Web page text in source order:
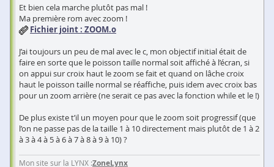
Et bien cela marche plutôt pas mal !
Ma première rom avec zoom !
Fichier joint : ZOOM.o
J’ai toujours un peu de mal avec le c, mon objectif initial était de
faire en sorte que le poisson taille normal soit affiché à l’écran, si
on appui sur croix haut le zoom se fait et quand on lâche croix
haut le poisson taille normal se réaffiche, puis idem avec croix bas
pour un zoom arrière (ne serait ce pas avec la fonction while et le !)
De plus existe t’il un moyen pour que le zoom soit progressif (que
l’on ne passe pas de la taille 1 à 10 directement mais plutôt de 1 à 2
à 3 à 4 à 5 à 6 à 7 à 8 à 9 à 10) ?
Mon site sur la LYNX :ZoneLynx